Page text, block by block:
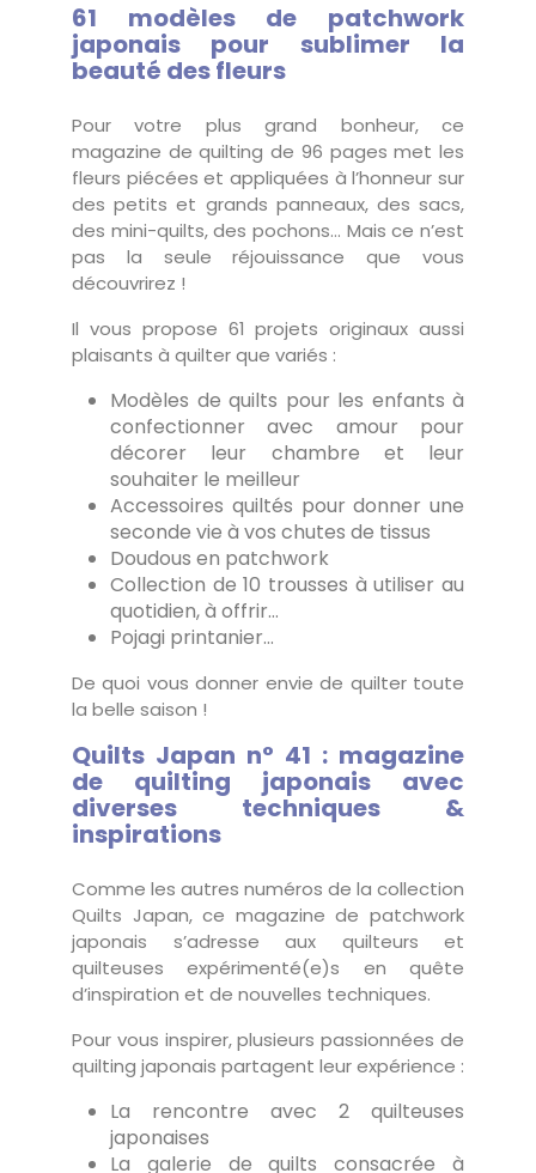
61 modèles de patchwork
japonais pour sublimer la
beauté des fleurs
Pour votre plus grand bonheur, ce
magazine de quilting de 96 pages met les
fleurs piécées et appliquées à l’honneur sur
des petits et grands panneaux, des sacs,
des mini-quilts, des pochons… Mais ce n’est
pas la seule réjouissance que vous
découvrirez !
Il vous propose 61 projets originaux aussi
plaisants à quilter que variés :
Modèles de quilts pour les enfants à
confectionner avec amour pour
décorer leur chambre et leur
souhaiter le meilleur
Accessoires quiltés pour donner une
seconde vie à vos chutes de tissus
Doudous en patchwork
Collection de 10 trousses à utiliser au
quotidien, à offrir…
Pojagi printanier…
De quoi vous donner envie de quilter toute
la belle saison !
Quilts Japan n° 41 : magazine
de quilting japonais avec
diverses techniques &
inspirations
Comme les autres numéros de la collection
Quilts Japan, ce magazine de patchwork
japonais s’adresse aux quilteurs et
quilteuses expérimenté(e)s en quête
d’inspiration et de nouvelles techniques.
Pour vous inspirer, plusieurs passionnées de
quilting japonais partagent leur expérience :
La rencontre avec 2 quilteuses
japonaises
La galerie de quilts consacrée à